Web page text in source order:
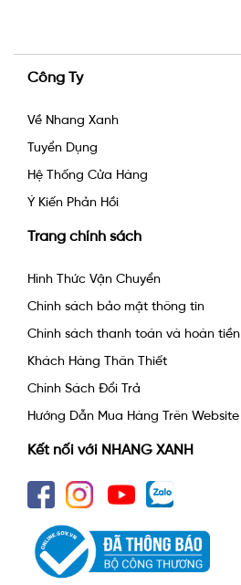
Công Ty
Về Nhang Xanh
Tuyển Dụng
Hệ Thống Cửa Hàng
Ý Kiến Phản Hồi
Trang chính sách
Hình Thức Vận Chuyển
Chính sách bảo mật thông tin
Chính sách thanh toán và hoàn tiền
Khách Hàng Thân Thiết
Chính Sách Đổi Trả
Hướng Dẫn Mua Hàng Trên Website
Kết nối với NHANG XANH